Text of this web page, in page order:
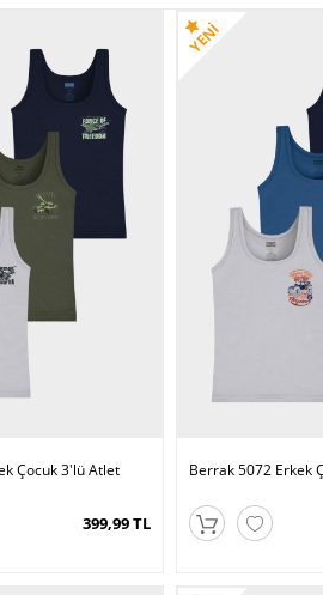
98,99 TL
Berrak 1505 Erkek
Ribana Rambo Atlet
Çocuk 3'lü Atlet
399,99 TL
Berrak 5072 Erkek